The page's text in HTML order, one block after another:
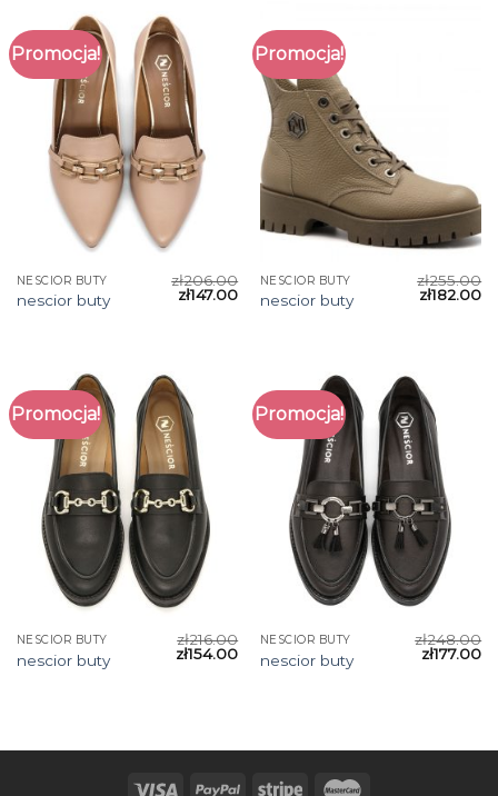
Promocja!
NESCIOR BUTY
nescior buty
zł206.00
zł147.00
Promocja!
NESCIOR BUTY
nescior buty
zł255.00
zł182.00
Promocja!
NESCIOR BUTY
nescior buty
zł216.00
zł154.00
Promocja!
NESCIOR BUTY
nescior buty
zł248.00
zł177.00